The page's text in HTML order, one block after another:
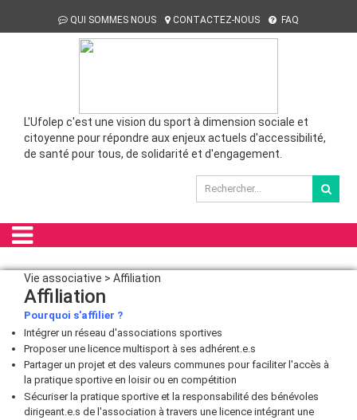
QUI SOMMES NOUS CONTACTEZ-NOUS FAQ
L'Ufolep c'est une vision du sport à dimension sociale et
citoyenne pour répondre aux enjeux actuels d'accessibilité,
de santé pour tous, de solidarité et d'engagement.
Vie associative > Affiliation
Affiliation
Pourquoi s'affilier ?
Intégrer un réseau d'associations sportives
Proposer une licence multisport à ses adhérent.e.s
Partager un projet et des valeurs communes pour faciliter l'accès à
la pratique sportive en loisir ou en compétition
Sécuriser la pratique sportive et la responsabilité des bénévoles
dirigeant.e.s de l'association à travers une licence intégrant une